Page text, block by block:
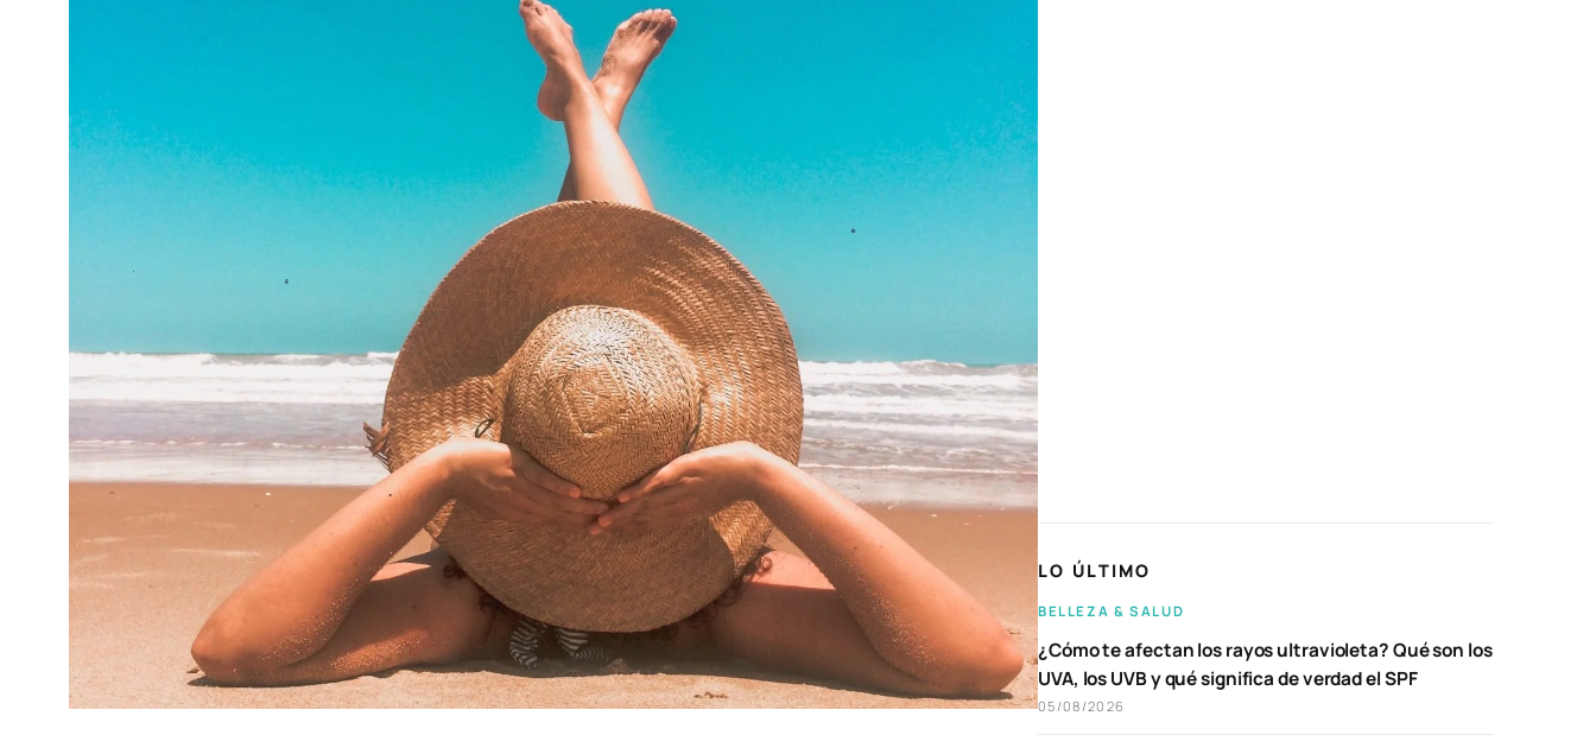
LO ÚLTIMO
BELLEZA & SALUD
¿Cómo te afectan los rayos ultravioleta? Qué son los
UVA, los UVB y qué significa de verdad el SPF
05/08/2026